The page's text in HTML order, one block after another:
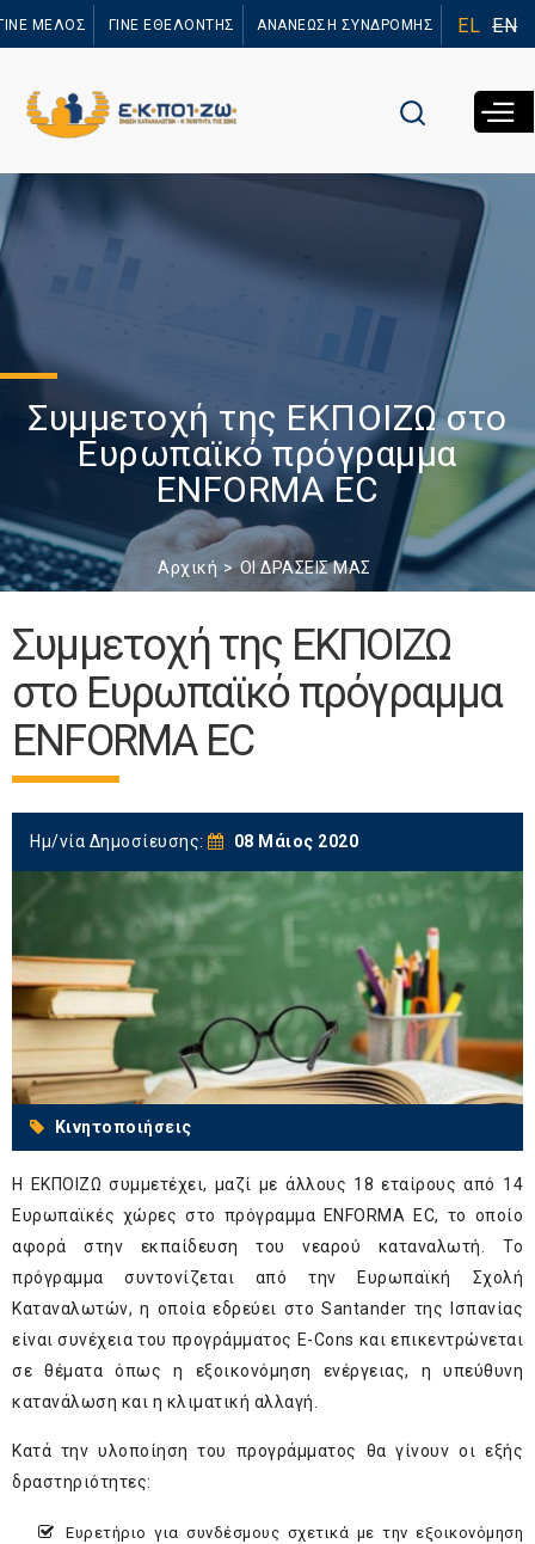
προς το
ΜΕΛΟΣ ΓΙΝΕ ΕΘΕΛΟΝΤΗΣ ΑΝΑΝΕΩΣΗ ΣΥΝΔΡΟΜΗΣ EL EN
Συμμετοχή της ΕΚΠΟΙΖΩ στο
Ευρωπαϊκό πρόγραμμα
ENFORMA EC
Αρχική ΟΙ ΔΡΑΣΕΙΣ ΜΑΣ
Συμμετοχή της ΕΚΠΟΙΖΩ
στο Ευρωπαϊκό πρόγραμμα
ENFORMA EC
Ημ/νία Δημοσίευσης: 08 Μάιος 2020
Κινητοποιήσεις
H ΕΚΠΟΙΖΩ συμμετέχει, μαζί με άλλους 18 εταίρους από 14
Ευρωπαϊκές χώρες στο πρόγραμμα ENFORMA EC, το οποίο
αφορά στην εκπαίδευση του νεαρού καταναλωτή. Το
πρόγραμμα συντονίζεται από την Ευρωπαϊκή Σχολή
Καταναλωτών, η οποία εδρεύει στο Santander της Ισπανίας
είναι συνέχεια του προγράμματος E-Cons και επικεντρώνεται
σε θέματα όπως η εξοικονόμηση ενέργειας, η υπεύθυνη
κατανάλωση και η κλιματική αλλαγή.
Κατά την υλοποίηση του προγράμματος θα γίνουν οι εξής
δραστηριότητες:
Ευρετήριο για συνδέσμους σχετικά με την εξοικονόμηση